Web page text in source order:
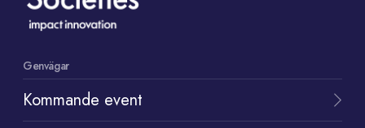
Genvägar
Kommande event